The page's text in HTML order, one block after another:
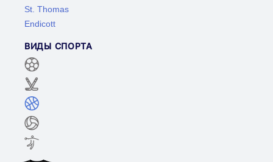
St. Thomas
Endicott
ВИДЫ СПОРТА